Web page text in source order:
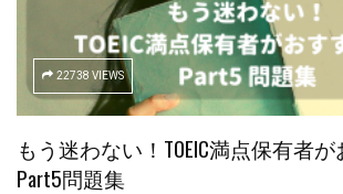
22738 VIEWS
もう迷わない！TOEIC満点保有者
Part5問題集